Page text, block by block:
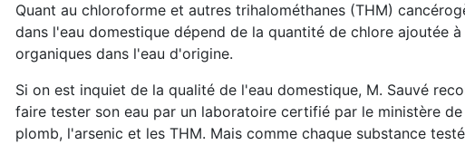
Quant au chloroforme et autres trihalométhanes (THM)
dans l'eau domestique dépend de la quantité de chlore ajoutée
organiques dans l'eau d'origine.
Si on est inquiet de la qualité de l'eau domestique, M. Sauvé
faire tester son eau par un laboratoire certifié par le ministère
plomb, l'arsenic et les THM. Mais comme chaque substance